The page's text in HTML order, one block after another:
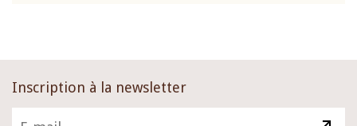
Inscription à la newsletter